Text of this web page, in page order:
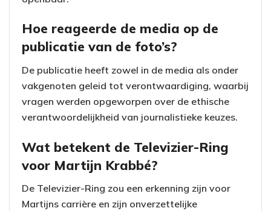
Hoe reageerde de media op de
publicatie van de foto’s?
De publicatie heeft zowel in de media als onder
vakgenoten geleid tot verontwaardiging, waarbij
vragen werden opgeworpen over de ethische
verantwoordelijkheid van journalistieke keuzes.
Wat betekent de Televizier-Ring
voor Martijn Krabbé?
De Televizier-Ring zou een erkenning zijn voor
Martijns carrière en zijn onverzettelijke